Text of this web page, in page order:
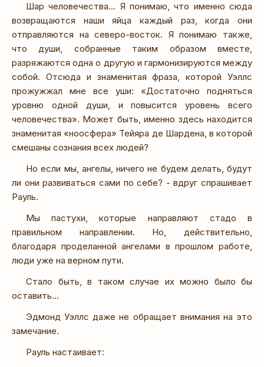
Шар человечества... Я понимаю, что именно сюда
возвращаются наши яйца каждый раз, когда они
отправляются на северо-восток. Я понимаю также,
что души, собранные таким образом вместе,
разряжаются одна о другую и гармонизируются между
собой. Отсюда и знаменитая фраза, которой Уэллс
прожужжал мне все уши: «Достаточно подняться
уровню одной души, и повысится уровень всего
человечества». Может быть, именно здесь находится
знаменитая «ноосфера» Тейяра де Шардена, в которой
смешаны сознания всех людей?
Но если мы, ангелы, ничего не будем делать, будут
ли они развиваться сами по себе? - вдруг спрашивает
Рауль.
Мы пастухи, которые направляют стадо в
правильном направлении. Но, действительно,
благодаря проделанной ангелами в прошлом работе,
люди уже на верном пути.
Стало быть, в таком случае их можно было бы
оставить...
Эдмонд Уэллс даже не обращает внимания на это
замечание.
Рауль настаивает: